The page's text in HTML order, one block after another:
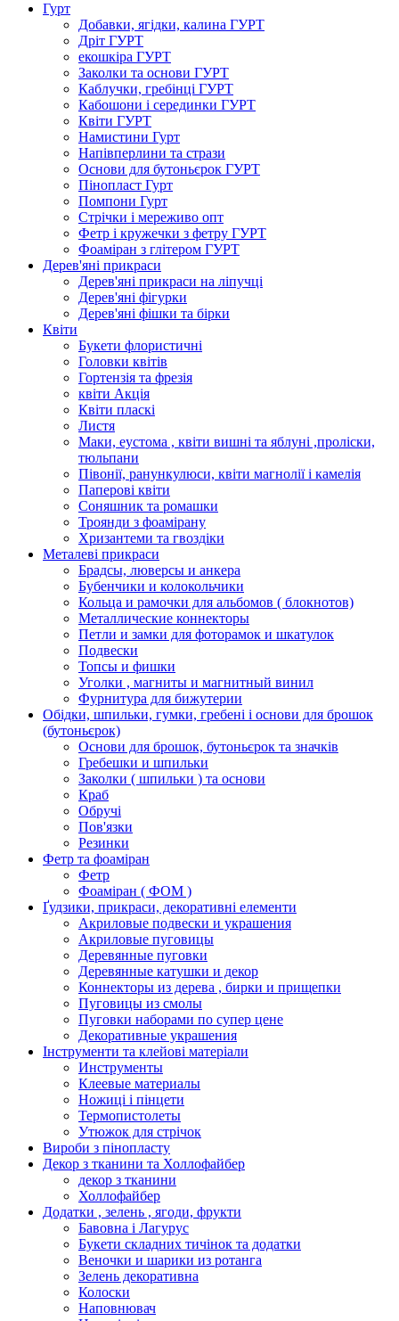
Гурт
Добавки, ягідки, калина ГУРТ
Дріт ГУРТ
екошкіра ГУРТ
Заколки та основи ГУРТ
Каблучки, гребінці ГУРТ
Кабошони і серединки ГУРТ
Квіти ГУРТ
Намистини Гурт
Напівперлини та стрази
Основи для бутоньєрок ГУРТ
Пінопласт Гурт
Помпони Гурт
Стрічки і мереживо опт
Фетр і кружечки з фетру ГУРТ
Фоаміран з глітером ГУРТ
Дерев'яні прикраси
Дерев'яні прикраси на ліпучці
Дерев'яні фігурки
Дерев'яні фішки та бірки
Квіти
Букети флористичні
Головки квітів
Гортензія та фрезія
квіти Акція
Квіти пласкі
Листя
Маки, еустома , квіти вишні та яблуні ,проліски,
тюльпани
Півонії, ранункулюси, квіти магнолії і камелія
Паперові квіти
Соняшник та ромашки
Троянди з фоамірану
Хризантеми та гвоздіки
Металеві прикраси
Брадсы, люверсы и анкера
Бубенчики и колокольчики
Кольца и рамочки для альбомов ( блокнотов)
Металлические коннекторы
Петли и замки для фоторамок и шкатулок
Подвески
Топсы и фишки
Уголки , магниты и магнитный винил
Фурнитура для бижутерии
Обідки, шпильки, гумки, гребені і основи для брошок
(бутоньєрок)
Основи для брошок, бутоньєрок та значків
Гребешки и шпильки
Заколки ( шпильки ) та основи
Краб
Обручі
Пов'язки
Резинки
Фетр та фоаміран
Фетр
Фоаміран ( ФОМ )
Ґудзики, прикраси, декоративні елементи
Акриловые подвески и украшения
Акриловые пуговицы
Деревянные пуговки
Деревянные катушки и декор
Коннекторы из дерева , бирки и прищепки
Пуговицы из смолы
Пуговки наборами по супер цене
Декоративные украшения
Інструменти та клейові матеріали
Инструменты
Клеевые материалы
Ножиці і пінцети
Термопистолеты
Утюжок для стрічок
Вироби з пінопласту
Декор з тканини та Холлофайбер
декор з тканини
Холлофайбер
Додатки , зелень , ягоди, фрукти
Бавовна і Лагурус
Букети складних тичінок та додатки
Веночки и шарики из ротанга
Зелень декоративна
Колоски
Наповнювач